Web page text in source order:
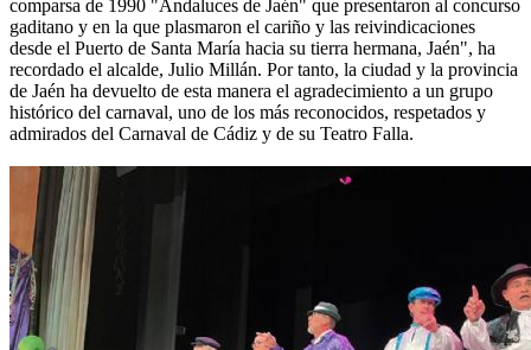
comparsa de 1990 "Andaluces de Jaén" que presentaron al concurso
gaditano y en la que plasmaron el cariño y las reivindicaciones
desde el Puerto de Santa María hacia su tierra hermana, Jaén", ha
recordado el alcalde, Julio Millán. Por tanto, la ciudad y la provincia
de Jaén ha devuelto de esta manera el agradecimiento a un grupo
histórico del carnaval, uno de los más reconocidos, respetados y
admirados del Carnaval de Cádiz y de su Teatro Falla.